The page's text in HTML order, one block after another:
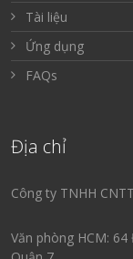
Tài liệu
Ứng dụng
FAQs
Địa chỉ
Công ty TNHH
Văn phòng HCM: